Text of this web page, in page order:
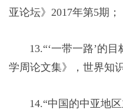
亚论坛》2017年第5期；
13.“‘一带一路’的
学周论文集》，世界知
14.“中国的中亚地